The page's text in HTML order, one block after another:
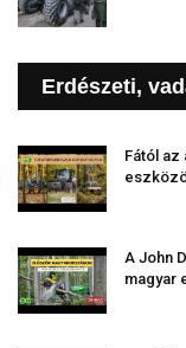
Erdészeti,
Fától
A John
magyar